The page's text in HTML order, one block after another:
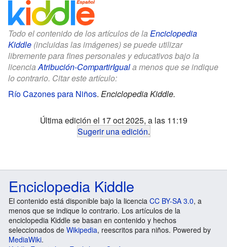
Todo el contenido de los artículos de la Enciclopedia
Kiddle (incluidas las imágenes) se puede utilizar
libremente para fines personales y educativos bajo la
licenciaAtribución-CompartirIguala menos que se indique
lo contrario. Citar este artículo:
Río Cazones para Niños. Enciclopedia Kiddle.
Última edición el 17 oct 2025, a las 11:19
Sugerir una edición.
Enciclopedia Kiddle
El contenido está disponible bajo la licencia CC BY-SA 3.0, a
menos que se indique lo contrario. Los artículos de la
enciclopedia Kiddle se basan en contenido y hechos
seleccionados de Wikipedia, reescritos para niños. Powered by
MediaWiki.